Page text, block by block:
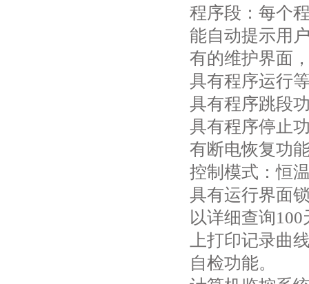
程序段：每个
能自动提示用
有的维护界面
具有程序运行
具有程序跳段
具有程序停止
有断电恢复功
控制模式：恒
具有运行界面
以详细查询
上打印记录曲
自检功能。